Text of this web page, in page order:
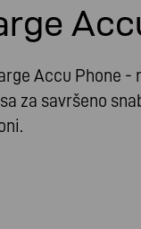
Accu Phone
za savršeno